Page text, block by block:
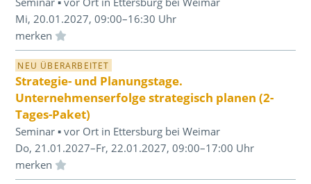
Mi, 20.01.2027, 09:00–16:30 Uhr
Einloggen und Merkliste benutzen
NEU ÜBERARBEITET
Strategie- und Planungstage.
Unternehmenserfolge strategisch planen (2-
Tages-Paket)
Seminar ▪ vor Ort in Ettersburg bei Weimar
Do, 21.01.2027–Fr, 22.01.2027, 09:00–17:00 Uhr
Einloggen und Merkliste benutzen